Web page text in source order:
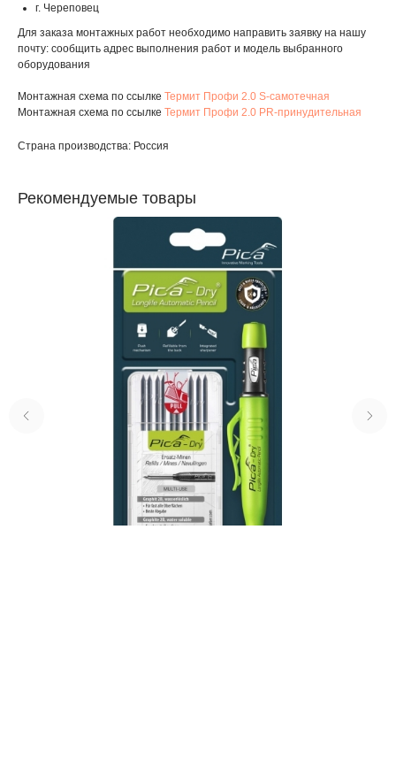
г. Череповец
Для заказа монтажных работ необходимо направить заявку на нашу
почту: сообщить адрес выполнения работ и модель выбранного
оборудования
Монтажная схема по ссылке Термит Профи 2.0 S-самотечная
Монтажная схема по ссылке Термит Профи 2.0 PR-принудительная
Страна производства: Россия
Рекомендуемые товары